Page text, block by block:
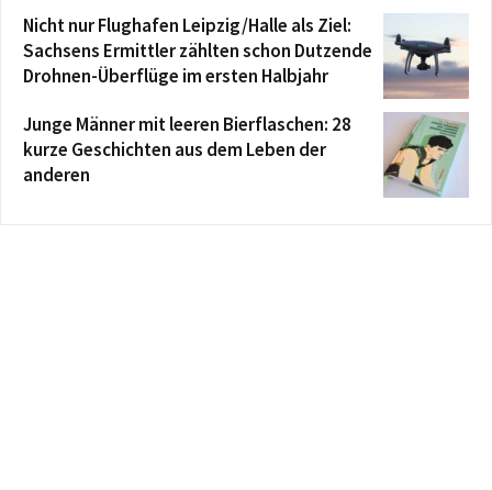
Nicht nur Flughafen Leipzig/Halle als Ziel:
Sachsens Ermittler zählten schon Dutzende
Drohnen-Überflüge im ersten Halbjahr
Junge Männer mit leeren Bierflaschen: 28
kurze Geschichten aus dem Leben der
anderen